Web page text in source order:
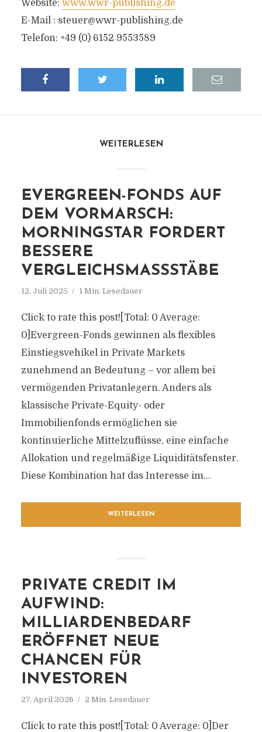
Website: www.wwr-publishing.de
E-Mail : steuer@wwr-publishing.de
Telefon: +49 (0) 6152 9553589
WEITERLESEN
EVERGREEN-FONDS AUF
DEM VORMARSCH:
MORNINGSTAR FORDERT
BESSERE
VERGLEICHSMASSSTÄBE
12. Juli 2025 1 Min. Lesedauer
Click to rate this post![Total: 0 Average:
0]Evergreen-Fonds gewinnen als flexibles
Einstiegsvehikel in Private Markets
zunehmend an Bedeutung – vor allem bei
vermögenden Privatanlegern. Anders als
klassische Private-Equity- oder
Immobilienfonds ermöglichen sie
kontinuierliche Mittelzuflüsse, eine einfache
Allokation und regelmäßige Liquiditätsfenster.
Diese Kombination hat das Interesse im...
WEITERLESEN
PRIVATE CREDIT IM
AUFWIND:
MILLIARDENBEDARF
ERÖFFNET NEUE
CHANCEN FÜR
INVESTOREN
27. April 2026 2 Min. Lesedauer
Click to rate this post![Total: 0 Average: 0]Der